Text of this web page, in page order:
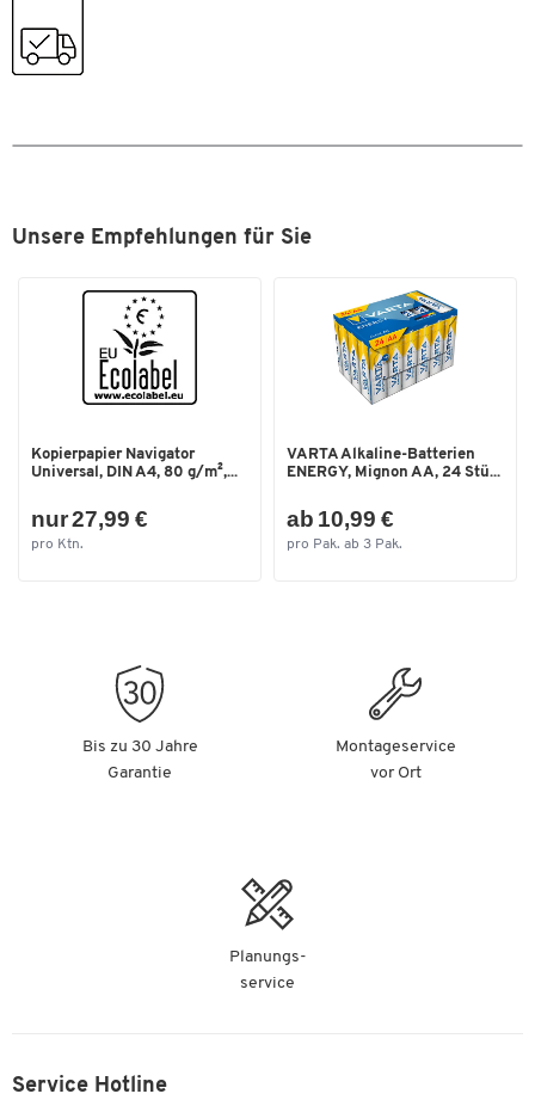
verstauen
Tiefe des Wandsystems: 305 mm (bei eingeklappter
VESA Halterung: 75 x 75 und 100 x 100 mm
Höhenverstellung: 640 mm
Material: poliertes Aluminium
Unsere Empfehlungen für Sie
Kopierpapier Navigator
Universal, DIN A4, 80 g/m²,...
nur 27,99 €
pro Ktn.
VARTA Alkaline-Batterien
ENERGY, Mignon AA, 24 Stü...
ab 10,99 €
pro Pak. ab 3 Pak.
Bis zu 30 Jahre
Garantie
Montageservice
vor Ort
Planungs-
service
Service Hotline